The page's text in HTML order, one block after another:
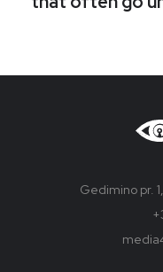
Gedimino pr.